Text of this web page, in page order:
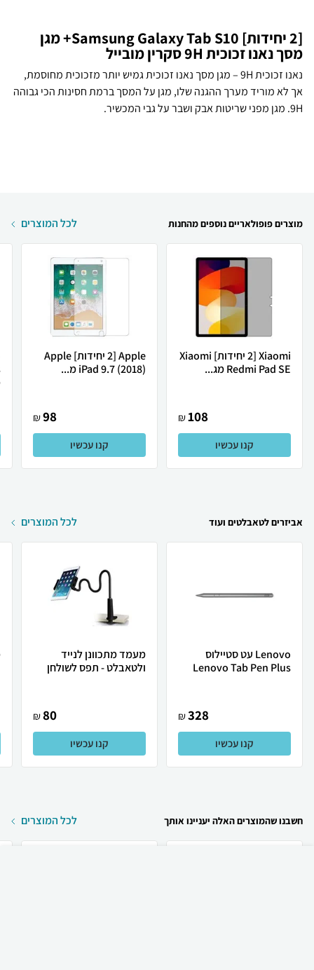
[2 יחידות] Samsung Galaxy Tab S10+ מגן
מסך נאנו זכוכית 9H סקרין מובייל
נאנו זכוכית 9H – מגן מסך נאנו זכוכית גמיש יותר מזכוכית מחוסמת,
אך לא מוריד מערך ההגנה שלו, מגן על המסך ברמת חסינות הכי גבוהה
9H. מגן מפני שריטות אבק ושבר על גבי המכשיר.
מוצרים פופולאריים נוספים מהחנות לכל המוצרים
Xiaomi [2 יחידות] Xiaomi
Redmi Pad SE מג...
108
₪
קנו עכשיו
Apple [2 יחידות] Apple
iPad 9.7 (2018) מ...
98
₪
קנו עכשיו
אביזרים לטאבלטים ועוד לכל המוצרים
Lenovo עט סטיילוס
Lenovo Tab Pen Plus
328
₪
קנו עכשיו
מעמד מתכוונן לנייד
ולטאבלט - תפס לשולחן
80
₪
קנו עכשיו
חשבנו שהמוצרים האלה יעניינו אותך לכל המוצרים